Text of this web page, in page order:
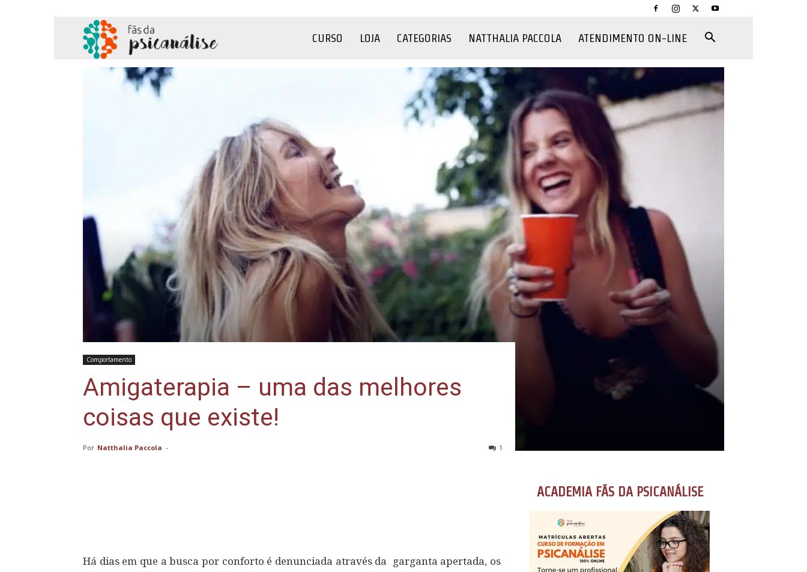
Psicanálise
CURSO LOJA CATEGORIAS NATTHALIA PACCOLA ATENDIMENTO ON-LINE
Comportamento
Amigaterapia – uma das melhores
coisas que existe!
Por Natthalia Paccola - 1
Há dias em que a busca por conforto é denunciada através da garganta apertada, os
ACADEMIA FÃS DA PSICANÁLISE